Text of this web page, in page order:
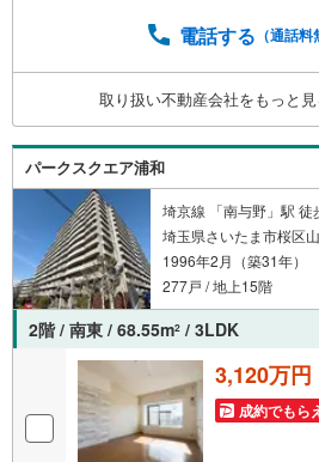
年の設備修理サービスが無料
提案可能4.見学時、建築士同
ーム費用をお伝えするなどの無
しっかりサポートCSサポート
っかりサポートします
電話する （通話料
取り扱い不動産会社をもっと見
パークスクエア浦和
埼京線 「南与野」駅 徒
埼玉県さいたま市桜区
1996年2月（築31年）
277戸 / 地上15階
2階 / 南東 / 68.55m2 / 3LDK
3,120万円
成約でもら